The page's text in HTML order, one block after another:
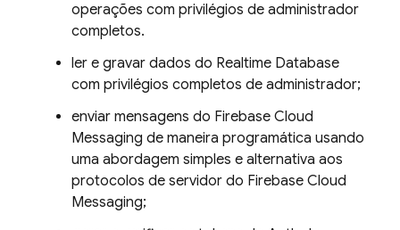
operações com privilégios de administrador
completos.
ler e gravar dados do Realtime Database
com privilégios completos de administrador;
enviar mensagens do Firebase Cloud
Messaging de maneira programática usando
uma abordagem simples e alternativa aos
protocolos de servidor do Firebase Cloud
Messaging;